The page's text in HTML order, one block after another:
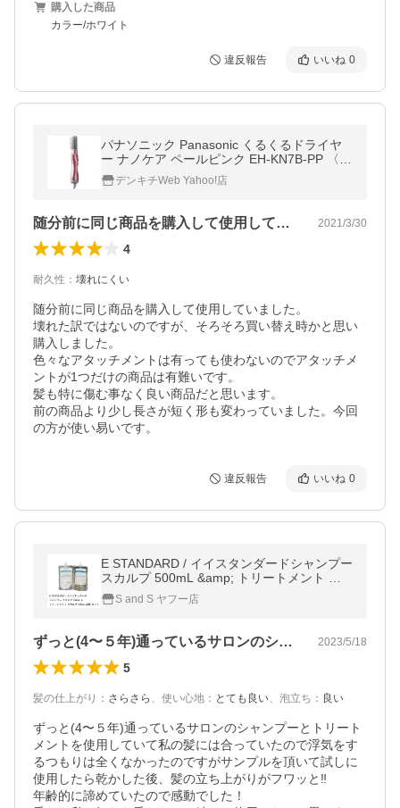
購入した商品
カラー/ホワイト
違反報告 いいね 0
パナソニック Panasonic くるくるドライヤ
ー ナノケア ペールピンク EH-KN7B-PP 〈E
HKN7B-PP〉
デンキチWeb Yahoo!店
随分前に同じ商品を購入して使用していま… 2021/3/30
4
耐久性 ： 壊れにくい
随分前に同じ商品を購入して使用していました。
壊れた訳ではないのですが、そろそろ買い替え時かと思い
購入しました。
色々なアタッチメントは有っても使わないのでアタッチメ
ントが1つだけの商品は有難いです。
髪も特に傷む事なく良い商品だと思います。
前の商品より少し長さが短く形も変わっていました。今回
の方が使い易いです。
違反報告 いいね 0
E STANDARD / イイスタンダードシャンプー
スカルプ 500mL &amp; トリートメント ス
カルプ 500mL 詰替 セット
S and S ヤフー店
ずっと(4〜５年)通っているサロンのシ… 2023/5/18
5
髪の仕上がり ： さらさら 、 使い心地 ： とても良い、 泡立ち ： 良い
ずっと(4〜５年)通っているサロンのシャンプーとトリート
メントを使用していて私の髪には合っていたので浮気をす
るつもりは全くなかったのですがサンプルを頂いて試しに
使用したら乾かした後、髪の立ち上がりがフワッと‼︎
年齢的に諦めていたので感動でした！